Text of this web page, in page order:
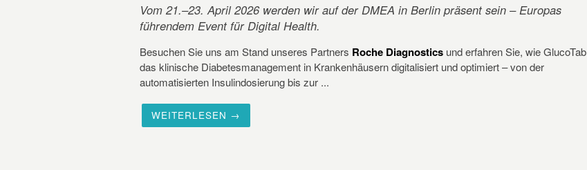
Vom 21.–23. April 2026 werden wir auf der DMEA in Berlin präsent sein – Europas
führendem Event für Digital Health.
Besuchen Sie uns am Stand unseres Partners Roche Diagnostics und erfahren Sie, wie GlucoTab
das klinische Diabetesmanagement in Krankenhäusern digitalisiert und optimiert – von der
automatisierten Insulindosierung bis zur ...
WEITERLESEN →